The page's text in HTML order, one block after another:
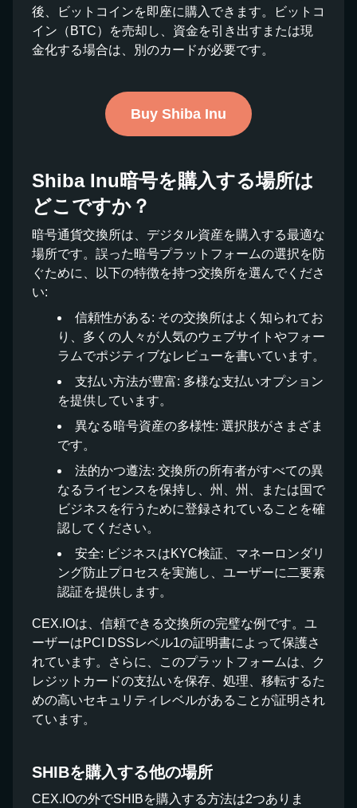
後、ビットコインを即座に購入できます。ビットコ
イン（BTC）を売却し、資金を引き出すまたは現
金化する場合は、別のカードが必要です。
Buy Shiba Inu
Shiba Inu暗号を購入する場所は
どこですか？
暗号通貨交換所は、デジタル資産を購入する最適な
場所です。誤った暗号プラットフォームの選択を防
ぐために、以下の特徴を持つ交換所を選んでくださ
い:
信頼性がある: その交換所はよく知られてお
り、多くの人々が人気のウェブサイトやフォー
ラムでポジティブなレビューを書いています。
支払い方法が豊富: 多様な支払いオプション
を提供しています。
異なる暗号資産の多様性: 選択肢がさまざま
です。
法的かつ遵法: 交換所の所有者がすべての異
なるライセンスを保持し、州、州、または国で
ビジネスを行うために登録されていることを確
認してください。
安全: ビジネスはKYC検証、マネーロンダリ
ング防止プロセスを実施し、ユーザーに二要素
認証を提供します。
CEX.IOは、信頼できる交換所の完璧な例です。ユ
ーザーはPCI DSSレベル1の証明書によって保護さ
れています。さらに、このプラットフォームは、ク
レジットカードの支払いを保存、処理、移転するた
めの高いセキュリティレベルがあることが証明され
ています。
SHIBを購入する他の場所
CEX.IOの外でSHIBを購入する方法は2つありま